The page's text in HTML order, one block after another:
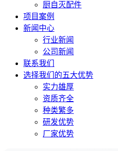
厨自灭配件
项目案例
新闻中心
行业新闻
公司新闻
联系我们
选择我们的五大优势
实力雄厚
资质齐全
种类繁多
研发优势
厂家优势